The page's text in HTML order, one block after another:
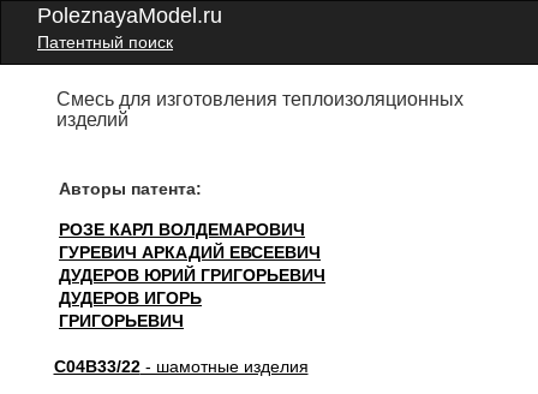
PoleznayaModel.ru
Патентный поиск
Смесь для изготовления теплоизоляционных
изделий
Авторы патента:
РОЗЕ КАРЛ ВОЛДЕМАРОВИЧ
ГУРЕВИЧ АРКАДИЙ ЕВСЕЕВИЧ
ДУДЕРОВ ЮРИЙ ГРИГОРЬЕВИЧ
ДУДЕРОВ ИГОРЬ
ГРИГОРЬЕВИЧ
C04B33/22- шамотные изделия